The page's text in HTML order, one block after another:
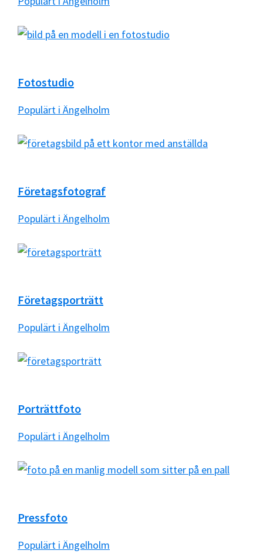
Fotostudio
Populärt i Ängelholm
Företagsfotograf
Populärt i Ängelholm
Företagsporträtt
Populärt i Ängelholm
Porträttfoto
Populärt i Ängelholm
Pressfoto
Populärt i Ängelholm